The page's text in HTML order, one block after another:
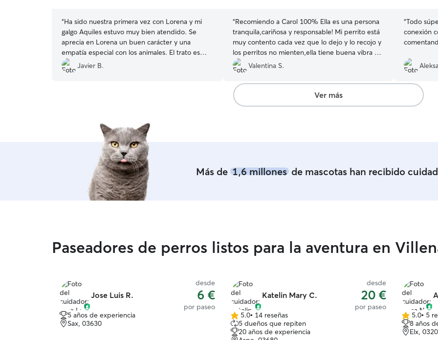
“Ha sido nuestra primera vez con Lorena y mi
galgo Aquiles estuvo muy bien atendido. Se
aprecia en Lorena un buen carácter y una
empatía especial con los animales. El trato es
muy bueno y cercano, te informa
periódicamente sobre tu mascota con vídeos y
recomendare con toda seguridad.
Javier B.
“Recomiendo a Carol 100% Ella es una persona
tranquila,cariñosa y responsable! Mi perrito está
muy contento cada vez que lo dejo y lo recojo y
los perritos no mienten,ella tiene buena vibra y
se nota enseguida! Carol me a tenido informada
durante el día mediante fotos y mensajes.A mí
me cuesta muchísimo separarme de mi perrito y
más si tengo que dejarlo con alguien que no
conozco pero ahora que conocí a Carol,no la
Valentina S.
“Todo
conexión
Ver más
Más de 1,6 millonesde mascotas han recibido
Paseadores de perros listos para la aventura en
Jose Luis R.
desde
6 €
por paseo
5 años de experiencia
Sax, 03630
Katelin Mary C.
desde
20 €
por paseo
5.0
de
5
5.0• 14 reseñas
5 dueños que repiten
20 años de experiencia
5.0
de
5
5.0• 5
8 años
Elx,